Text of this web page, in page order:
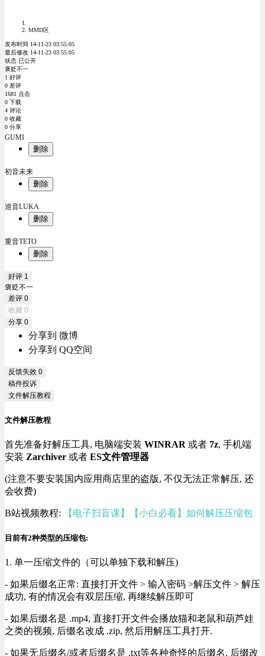
MMD区
发布时间 14-11-23 03:55:05
最后修改 14-11-23 03:55:05
状态 已公开
褒贬不一
1 好评
0 差评
1681 点击
0 下载
4 评论
0 收藏
0 分享
GUMI
删除
初音未来
删除
巡音LUKA
删除
重音TETO
删除
好评 1
褒贬不一
差评 0
收藏 0
分享 0
分享到 微博
分享到 QQ空间
反馈失效 0
稿件投诉
文件解压教程
文件解压教程
首先准备好解压工具, 电脑端安装 WINRAR 或者 7z, 手机端
安装 Zarchiver 或者 ES文件管理器
(注意不要安装国内应用商店里的盗版, 不仅无法正常解压, 还
会收费)
B站视频教程: 【电子扫盲课】【小白必看】如何解压压缩包
目前有2种类型的压缩包:
1. 单一压缩文件的（可以单独下载和解压)
- 如果后缀名正常: 直接打开文件 > 输入密码 >解压文件 > 解压
成功, 有的情况会有双层压缩, 再继续解压即可
- 如果后缀名是 .mp4, 直接打开文件会播放猫和老鼠和葫芦娃
之类的视频, 后缀名改成 .zip, 然后用解压工具打开.
- 如果无后缀名/或者后缀名是 .txt等各种奇怪的后缀名, 后缀改